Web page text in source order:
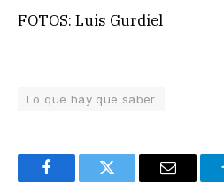
FOTOS: Luis Gurdiel
Lo que hay que saber
FacebookTwitter Email